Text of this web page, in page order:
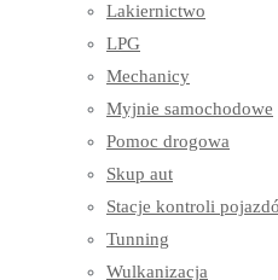
Lakiernictwo
LPG
Mechanicy
Myjnie samochodowe
Pomoc drogowa
Skup aut
Stacje kontroli
Tunning
Wulkanizacja